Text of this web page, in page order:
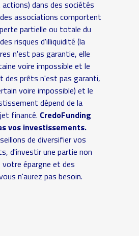
dans des sociétés
associations comportent
partielle ou totale du
risques d'illiquidité (la
n'est pas garantie, elle
voire impossible et le
des prêts n'est pas garanti,
voire impossible) et le
dépend de la
financé. CredoFunding
vos investissements.
de diversifier vos
d'investir une partie non
épargne et des
n'aurez pas besoin.